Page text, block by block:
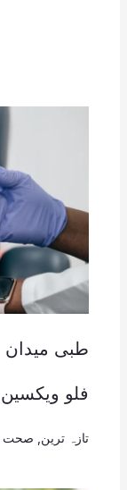
طبی میدان
فلو
تازہ ترین صحت